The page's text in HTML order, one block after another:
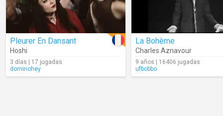
Pleurer En Dansant
Hoshi
3 días | 17 jugadas
dominohey
La Bohème
Charles Aznavour
9 años | 16406 jugadas
ufbobbo